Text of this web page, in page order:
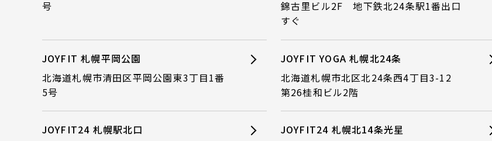
号
錦古里ビル2F 地下鉄北24条駅1番出口
すぐ
JOYFIT 札幌平岡公園
北海道札幌市清田区平岡公園東3丁目1番
5号
JOYFIT YOGA 札幌北24条
北海道札幌市北区北24条西4丁目3-12
第26桂和ビル2階
JOYFIT24 札幌駅北口
JOYFIT24 札幌北14条光星